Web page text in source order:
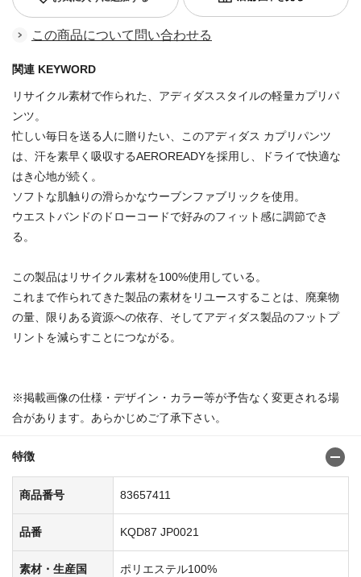
この商品について問い合わせる
関連 KEYWORD
リサイクル素材で作られた、アディダススタイルの軽量カプリパ
ンツ。
忙しい毎日を送る人に贈りたい、このアディダス カプリパンツ
は、汗を素早く吸収するAEROREADYを採用し、ドライで快適な
はき心地が続く。
ソフトな肌触りの滑らかなウーブンファブリックを使用。
ウエストバンドのドローコードで好みのフィット感に調節でき
る。
この製品はリサイクル素材を100%使用している。
これまで作られてきた製品の素材をリユースすることは、廃棄物
の量、限りある資源への依存、そしてアディダス製品のフットプ
リントを減らすことにつながる。
※掲載画像の仕様・デザイン・カラー等が予告なく変更される場
合があります。あらかじめご了承下さい。
特徴
商品番号 83657411
品番 KQD87 JP0021
素材・生産国 ポリエステル100%